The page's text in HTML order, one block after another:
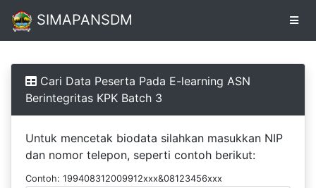
SIMAPANSDM
Pendaftaran
Biodata
Cari Data Peserta Pada E-learning ASN
Berintegritas KPK Batch 3
Untuk mencetak biodata silahkan masukkan NIP
dan nomor telepon, seperti contoh berikut:
Contoh: 199408312009912xxx&08123456xxx